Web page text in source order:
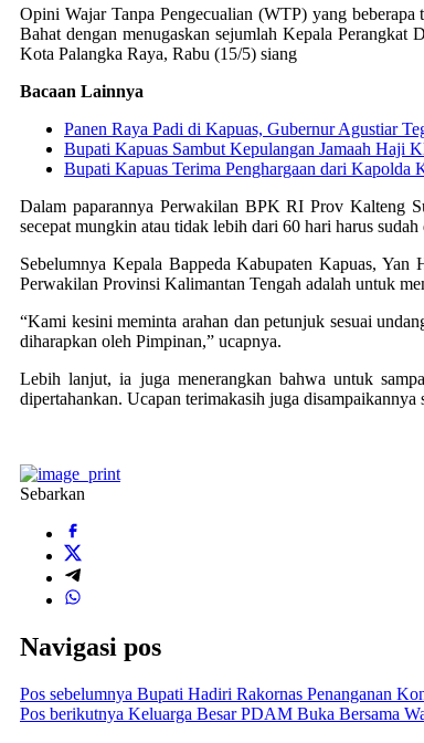
Opini Wajar Tanpa Pengecualian (WTP) yang
Bahat dengan menugaskan sejumlah Kepala
Kota Palangka Raya, Rabu (15/5) siang
Bacaan Lainnya
Panen Raya Padi di Kapuas, Gubernur Agustiar
Bupati Kapuas Sambut Kepulangan Jamaah Haji
Bupati Kapuas Terima Penghargaan dari Kapolda
Dalam paparannya Perwakilan BPK RI Prov Kalteng
secepat mungkin atau tidak lebih dari 60 hari harus
Sebelumnya Kepala Bappeda Kabupaten Kapuas,
Perwakilan Provinsi Kalimantan Tengah adalah untuk
“Kami kesini meminta arahan dan petunjuk sesuai
diharapkan oleh Pimpinan,” ucapnya.
Lebih lanjut, ia juga menerangkan bahwa untuk
dipertahankan. Ucapan terimakasih juga
Sebarkan
Navigasi pos
Pos sebelumnya Bupati Hadiri Rakornas Penanganan
Pos berikutnya Keluarga Besar PDAM Buka Bersama